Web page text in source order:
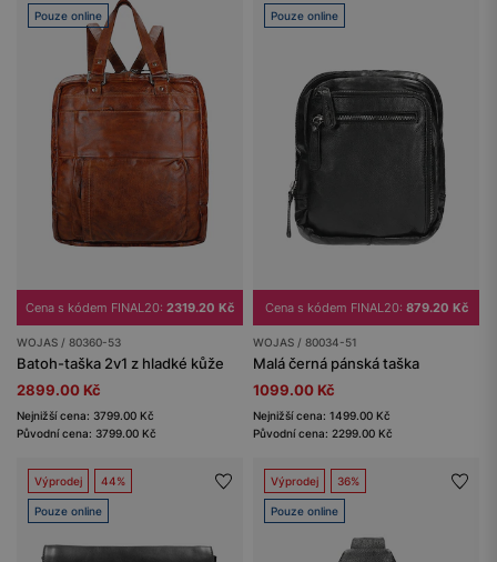
Pouze online
Cena s kódem FINAL20: 2319.20 Kč
WOJAS / 80360-53
Batoh-taška 2v1 z hladké kůže
2899.00 Kč
Nejnižší cena: 3799.00 Kč
Původní cena: 3799.00 Kč
Pouze online
Cena s kódem FINAL20: 879.20 Kč
WOJAS / 80034-51
Malá černá pánská taška
1099.00 Kč
Nejnižší cena: 1499.00 Kč
Původní cena: 2299.00 Kč
Výprodej 44%
Pouze online
Výprodej 36%
Pouze online